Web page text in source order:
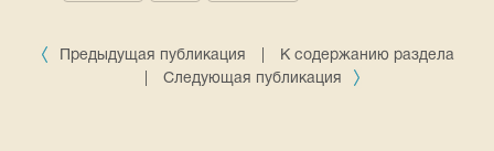
Предыдущая публикация
К содержанию раздела
Следующая публикация